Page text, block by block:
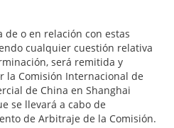
o en relación con estas
cualquier cuestión relativa
será remitida y
la Comisión Internacional de
de China en Shanghai
se llevará a cabo de
de Arbitraje de la Comisión.